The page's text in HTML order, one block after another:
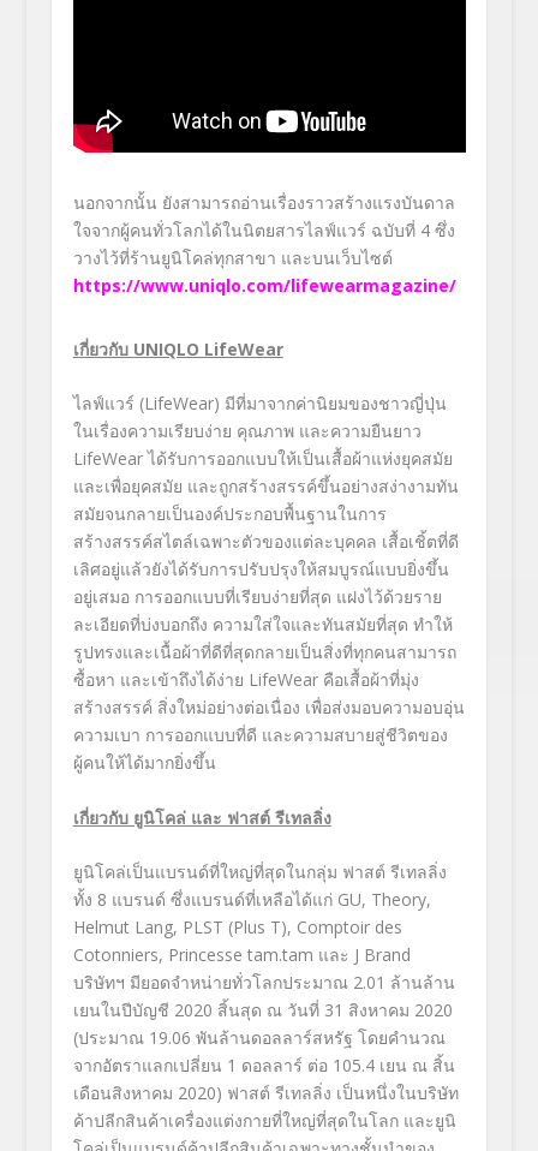
นอกจากนั้น ยังสามารถอ่านเรื่องราวสร้างแรงบันดาล
ใจจากผู้คนทั่วโลกได้ในนิตยสารไลฟ์แวร์ ฉบับที่ 4 ซึ่ง
วางไว้ที่ร้านยูนิโคล่ทุกสาขา และบนเว็บไซต์
https://www.uniqlo.com/lifewearmagazine/
เกี่ยวกับ UNIQLO LifeWear
ไลฟ์แวร์ (LifeWear) มีที่มาจากค่านิยมของชาวญี่ปุ่น
ในเรื่องความเรียบง่าย คุณภาพ และความยืนยาว
LifeWear ได้รับการออกแบบให้เป็นเสื้อผ้าแห่งยุคสมัย
และเพื่อยุคสมัย และถูกสร้างสรรค์ขึ้นอย่างสง่างามทัน
สมัยจนกลายเป็นองค์ประกอบพื้นฐานในการ
สร้างสรรค์สไตล์เฉพาะตัวของแต่ละบุคคล เสื้อเชิ้ตที่ดี
เลิศอยู่แล้วยังได้รับการปรับปรุงให้สมบูรณ์แบบยิ่งขึ้น
อยู่เสมอ การออกแบบที่เรียบง่ายที่สุด แฝงไว้ด้วยราย
ละเอียดที่บ่งบอกถึง ความใส่ใจและทันสมัยที่สุด ทำให้
รูปทรงและเนื้อผ้าที่ดีที่สุดกลายเป็นสิ่งที่ทุกคนสามารถ
ซื้อหา และเข้าถึงได้ง่าย LifeWear คือเสื้อผ้าที่มุ่ง
สร้างสรรค์ สิ่งใหม่อย่างต่อเนื่อง เพื่อส่งมอบความอบอุ่น
ความเบา การออกแบบที่ดี และความสบายสู่ชีวิตของ
ผู้คนให้ได้มากยิ่งขึ้น
เกี่ยวกับ ยูนิโคล่ และ ฟาสต์ รีเทลลิ่ง
ยูนิโคล่เป็นแบรนด์ที่ใหญ่ที่สุดในกลุ่ม ฟาสต์ รีเทลลิ่ง
ทั้ง 8 แบรนด์ ซึ่งแบรนด์ที่เหลือได้แก่ GU, Theory,
Helmut Lang, PLST (Plus T), Comptoir des
Cotonniers, Princesse tam.tam และ J Brand
บริษัทฯ มียอดจำหน่ายทั่วโลกประมาณ 2.01 ล้านล้าน
เยนในปีบัญชี 2020 สิ้นสุด ณ วันที่ 31 สิงหาคม 2020
(ประมาณ 19.06 พันล้านดอลลาร์สหรัฐ โดยคำนวณ
จากอัตราแลกเปลี่ยน 1 ดอลลาร์ ต่อ 105.4 เยน ณ สิ้น
เดือนสิงหาคม 2020) ฟาสต์ รีเทลลิ่ง เป็นหนึ่งในบริษัท
ค้าปลีกสินค้าเครื่องแต่งกายที่ใหญ่ที่สุดในโลก และยูนิ